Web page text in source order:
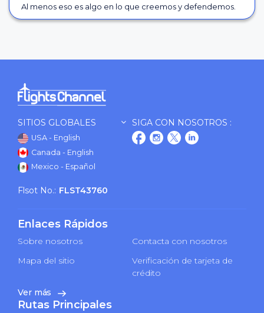
Al menos eso es algo en lo que creemos y defendemos.
SITIOS GLOBALES
USA - English
Canada - English
Mexico - Español
SIGA CON NOSOTROS :
Flsot No.: FLST43760
Enlaces Rápidos
Sobre nosotros
Contacta con nosotros
Mapa del sitio
Verificación de tarjeta de
crédito
Ver más
Rutas Principales